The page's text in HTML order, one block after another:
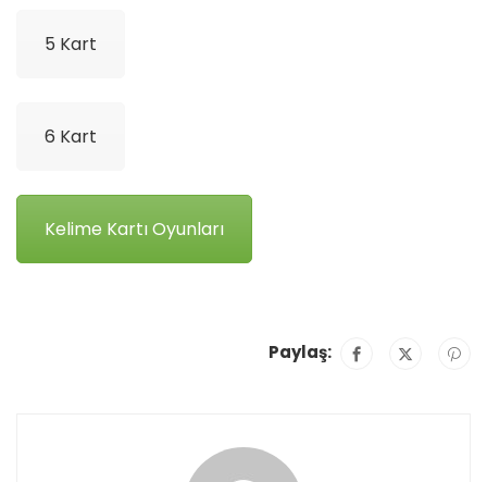
5 Kart
6 Kart
Kelime Kartı Oyunları
Paylaş: